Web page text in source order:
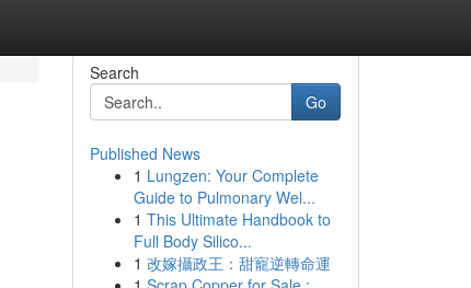
Search
Go
Published News
1 Lungzen: Your Complete
Guide to Pulmonary Wel...
1 This Ultimate Handbook to
Full Body Silico...
1 改嫁攝政王：甜寵逆轉命運